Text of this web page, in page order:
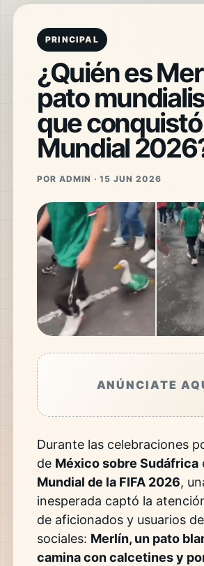
PRINCIPAL
¿Quién es
pato
que
Mundial
POR ADMIN · 15 JUN 2026
ANÚNCIATE
Durante las celebraciones
de México sobre Sudáfrica
Mundial de la FIFA 2026,
inesperada captó la
de aficionados y usuarios
sociales: Merlín, un pato
camina con calcetines y